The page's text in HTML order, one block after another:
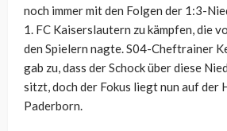
noch immer mit den Folgen der 1:3-
1. FC Kaiserslautern zu kämpfen, die
den Spielern nagte. S04-Cheftrainer
gab zu, dass der Schock über diese
sitzt, doch der Fokus liegt nun auf der
Paderborn.